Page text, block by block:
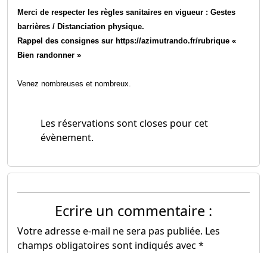
Merci de respecter les règles sanitaires en vigueur : Gestes
barrières / Distanciation physique.
Rappel des consignes sur https://azimutrando.fr/rubrique «
Bien randonner »
Venez nombreuses et nombreux.
Les réservations sont closes pour cet
évènement.
Ecrire un commentaire :
Votre adresse e-mail ne sera pas publiée. Les
champs obligatoires sont indiqués avec *